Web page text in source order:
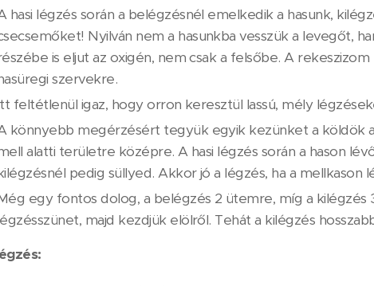
hasi légzés során a belégzésnél emelkedik a hasunk,
Nyilván nem a hasunkba vesszük a levegőt,
is eljut az oxigén, nem csak a felsőbe. A
szervekre.
feltétlenül igaz, hogy orron keresztül lassú, mély
könnyebb megérzésért tegyük egyik kezünket a köldök
alatti területre középre. A hasi légzés során a hason
pedig süllyed. Akkor jó a légzés, ha a mellkason
egy fontos dolog, a belégzés 2 ütemre, míg a
majd kezdjük elölről. Tehát a kilégzés